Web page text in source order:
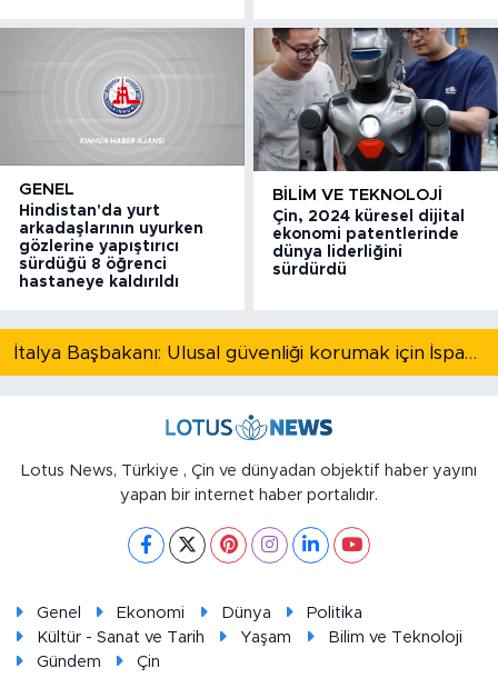
GENEL
Hindistan'da yurt
arkadaşlarının uyurken
gözlerine yapıştırıcı
sürdüğü 8 öğrenci
hastaneye kaldırıldı
BILIM VE TEKNOLOJI
Çin, 2024 küresel dijital
ekonomi patentlerinde
dünya liderliğini
sürdürdü
İtalya Başbakanı: Ulusal güvenliği korumak için İspanya ile Schengen kapsamındaki serbest dolaşımı askıya alıyoruz
Lotus News, Türkiye , Çin ve dünyadan objektif haber yayını
yapan bir internet haber portalıdır.
Genel Ekonomi Dünya
Politika
Kültür - Sanat ve Tarih
Yaşam
Bilim ve Teknoloji
Gündem
Çin